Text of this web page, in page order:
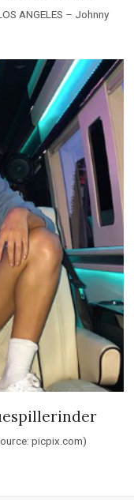
ANGELES – Johnny
picpix.com)